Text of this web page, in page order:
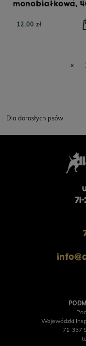
monobiałkowa,
12,00 zł
«
Dla dorosłych psów
Wojewódzki
71-337